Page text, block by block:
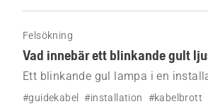
Felsökning
Vad innebär ett blinkande gult
Ett blinkande gul lampa i en
trasig eller frånkopplad. Läs mer.
#guidekabel #installation #kabelbrott